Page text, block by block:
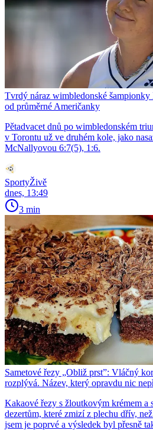
Tvrdý náraz wimbledonské šampionky
od průměrné Američanky
Pětadvacet dnů po wimbledonském
v Torontu už ve druhém kole, jako
McNallyovou 6:7(5), 1:6.
SportyŽivě
dnes, 13:49
3 min
Sametové řezy „Obliž prst”: Vláčný
rozplývá. Název, který opravdu nic
Kakaové řezy s žloutkovým krémem a
dezertům, které zmizí z plechu dřív,
jsem je poprvé a výsledek byl přesně